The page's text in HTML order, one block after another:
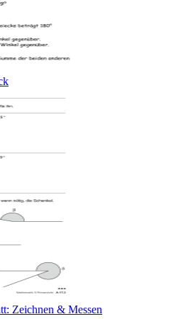
Zeichnen & Messen